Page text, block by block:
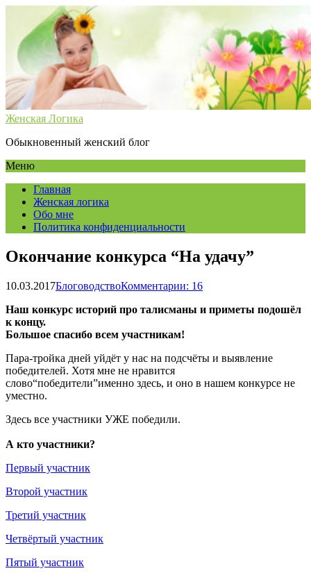
Женская Логика
Обыкновенный женский блог
Меню
Главная
Женская логика
Обо мне
Политика конфиденциальности
Окончание конкурса “На удачу”
10.03.2017БлоговодствоКомментарии: 16
Наш конкурс историй про талисманы и приметы подошёл
к концу.
Большое спасибо всем участникам!
Пара-тройка дней уйдёт у нас на подсчёты и выявление
победителей. Хотя мне не нравится
слово“победители”именно здесь, и оно в нашем конкурсе не
уместно.
Здесь все участники УЖЕ победили.
А кто участники?
Первый участник
Второй участник
Третий участник
Четвёртый участник
Пятый участник